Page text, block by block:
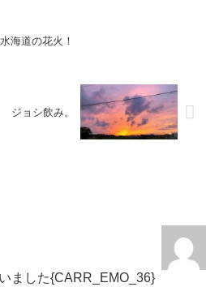
水海道の花火！
ジョシ飲み。
ました{CARR_EMO_36}